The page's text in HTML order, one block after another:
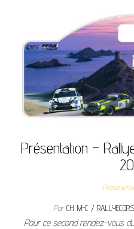
Présentation –
ParCH. M-C /
Pour ce second rendez-vous